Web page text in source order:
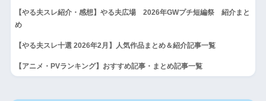
【やる夫スレ紹介・感想】やる夫広場 2026年GWプチ短編祭 紹介まと
め
【やる夫スレ十選 2026年2月】人気作品まとめ＆紹介記事一覧
【アニメ・PVランキング】おすすめ記事・まとめ記事一覧